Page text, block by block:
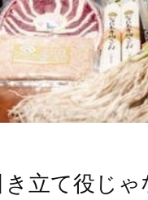
き立て役じ